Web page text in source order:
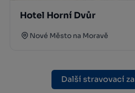
Hotel Horní Dvůr
Nové Město na Moravě
Další stravovací